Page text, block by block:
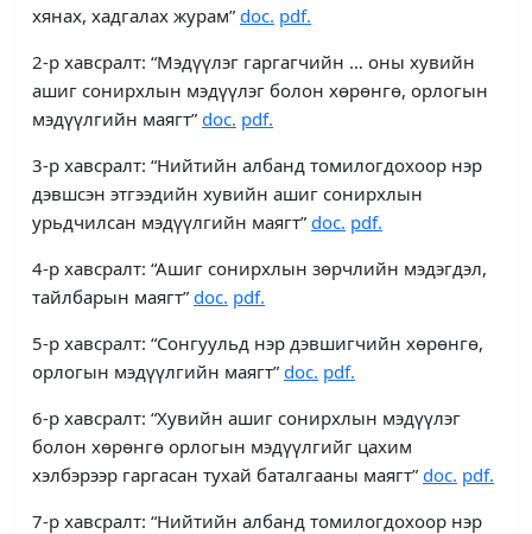
хянах, хадгалах журам” doc. pdf.
2-р хавсралт: “Мэдүүлэг гаргагчийн … оны хувийн
ашиг сонирхлын мэдүүлэг болон хөрөнгө, орлогын
мэдүүлгийн маягт” doc. pdf.
3-р хавсралт: “Нийтийн албанд томилогдохоор нэр
дэвшсэн этгээдийн хувийн ашиг сонирхлын
урьдчилсан мэдүүлгийн маягт” doc. pdf.
4-р хавсралт: “Ашиг сонирхлын зөрчлийн мэдэгдэл,
тайлбарын маягт” doc. pdf.
5-р хавсралт: “Сонгуульд нэр дэвшигчийн хөрөнгө,
орлогын мэдүүлгийн маягт” doc. pdf.
6-р хавсралт: “Хувийн ашиг сонирхлын мэдүүлэг
болон хөрөнгө орлогын мэдүүлгийг цахим
хэлбэрээр гаргасан тухай баталгааны маягт” doc. pdf.
7-р хавсралт: “Нийтийн албанд томилогдохоор нэр